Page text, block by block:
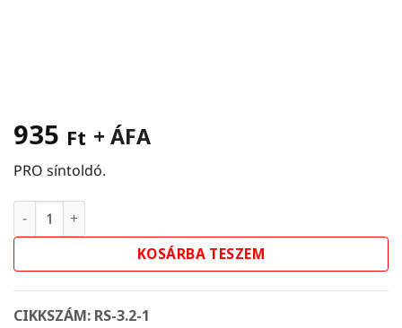
935 Ft + ÁFA
PRO síntoldó.
PRO síntoldó mennyiség
KOSÁRBA TESZEM
CIKKSZÁM: RS-3.2-1